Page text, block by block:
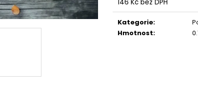
Měrná
cena:
Kategorie:
Hmotnost: